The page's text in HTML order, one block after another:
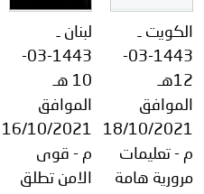
الكويت ـ
1443-03-
12هـ
الموافق
18/10/2021
م - تعليمات
مرورية هامة
لبنان ـ
1443-03-
10 هـ
الموافق
16/10/2021
م - قوى
الامن تطلق